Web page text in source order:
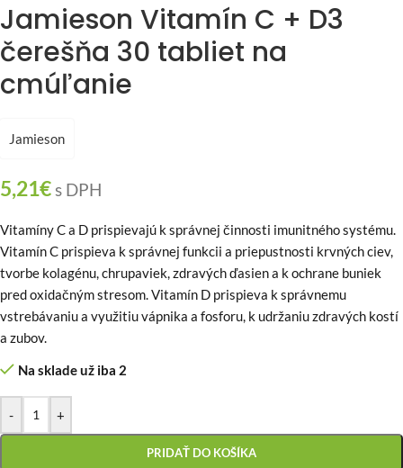
Jamieson Vitamín C + D3
čerešňa 30 tabliet na
cmúľanie
Jamieson
5,21€s DPH
Vitamíny C a D prispievajú k správnej činnosti imunitného systému.
Vitamín C prispieva k správnej funkcii a priepustnosti krvných ciev,
tvorbe kolagénu, chrupaviek, zdravých ďasien a k ochrane buniek
pred oxidačným stresom. Vitamín D prispieva k správnemu
vstrebávaniu a využitiu vápnika a fosforu, k udržaniu zdravých kostí
a zubov.
Na sklade už iba 2
- +
PRIDAŤ DO KOŠÍKA